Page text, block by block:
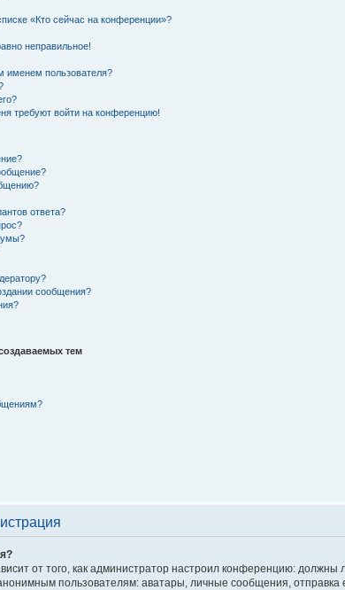
«Кто сейчас на конференции»?
неправильное!
именем пользователя?
требуют войти на конференцию!
ответа?
сообщения?
тем
от того, как администратор настроил конференцию:
пользователям: аватары, личные сообщения, отправка